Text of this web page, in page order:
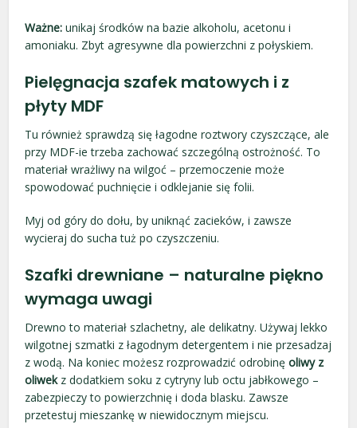
Ważne: unikaj środków na bazie alkoholu, acetonu i
amoniaku. Zbyt agresywne dla powierzchni z połyskiem.
Pielęgnacja szafek matowych i z
płyty MDF
Tu również sprawdzą się łagodne roztwory czyszczące, ale
przy MDF-ie trzeba zachować szczególną ostrożność. To
materiał wrażliwy na wilgoć – przemoczenie może
spowodować puchnięcie i odklejanie się folii.
Myj od góry do dołu, by uniknąć zacieków, i zawsze
wycieraj do sucha tuż po czyszczeniu.
Szafki drewniane – naturalne piękno
wymaga uwagi
Drewno to materiał szlachetny, ale delikatny. Używaj lekko
wilgotnej szmatki z łagodnym detergentem i nie przesadzaj
z wodą. Na koniec możesz rozprowadzić odrobinęoliwy z
oliwekz dodatkiem soku z cytryny lub octu jabłkowego –
zabezpieczy to powierzchnię i doda blasku. Zawsze
przetestuj mieszankę w niewidocznym miejscu.